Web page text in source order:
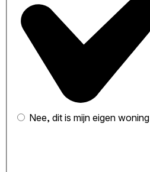
Nee, dit is mijn eigen woning